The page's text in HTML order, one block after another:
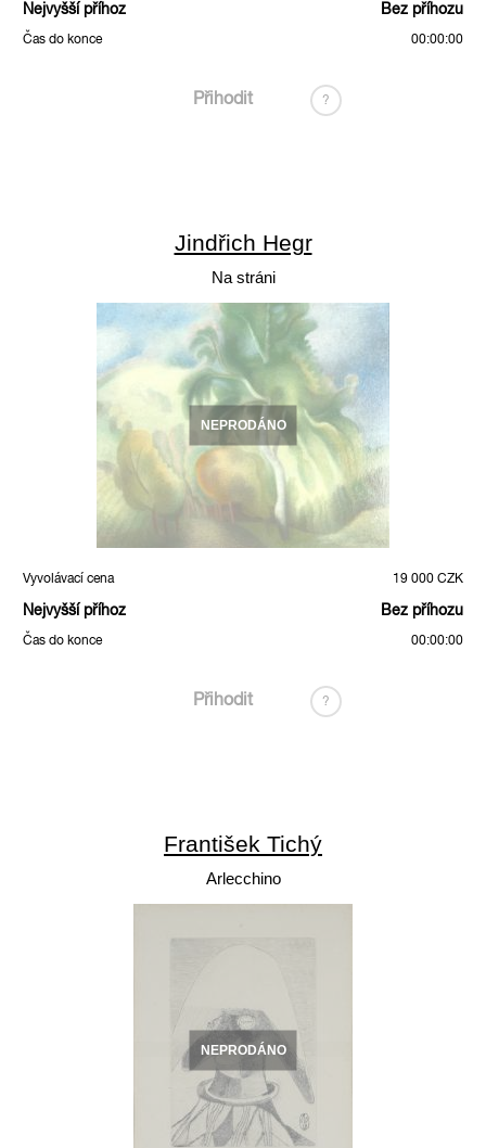
Nejvyšší příhoz Bez příhozu
Čas do konce 00:00:00
Přihodit ?
Jindřich Hegr
Na stráni
NEPRODÁNO
Vyvolávací cena 19 000 CZK
Nejvyšší příhoz Bez příhozu
Čas do konce 00:00:00
Přihodit ?
František Tichý
Arlecchino
NEPRODÁNO